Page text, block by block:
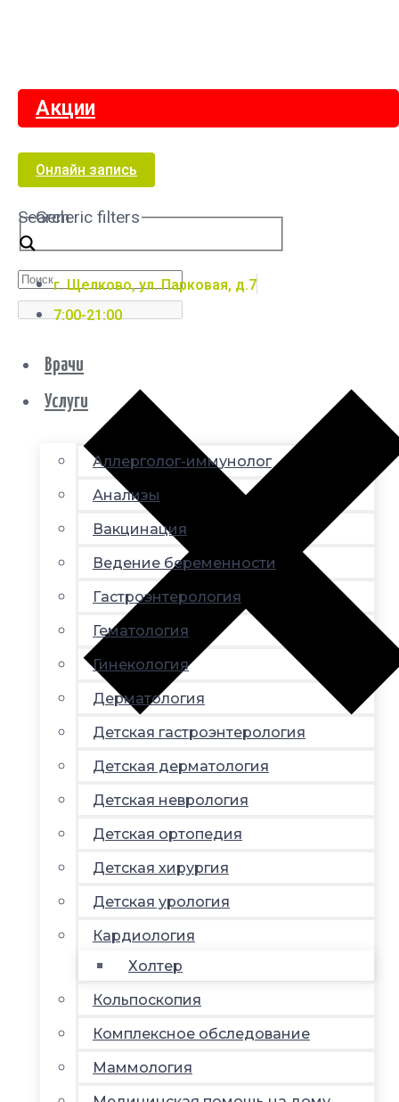
Акции
Онлайн запись
Search
Generic filters
г. Щелково, ул. Парковая, д.7
7:00-21:00
Врачи
Услуги
Аллерголог-иммунолог
Анализы
Вакцинация
Ведение беременности
Гастроэнтерология
Гематология
Гинекология
Дерматология
Детская гастроэнтерология
Детская дерматология
Детская неврология
Детская ортопедия
Детская хирургия
Детская урология
Кардиология
Холтер
Кольпоскопия
Комплексное обследование
Маммология